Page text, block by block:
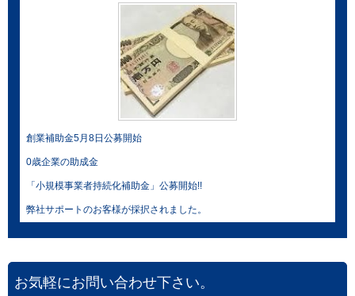
創業補助金5月8日公募開始
0歳企業の助成金
「小規模事業者持続化補助金」公募開始!!
弊社サポートのお客様が採択されました。
お気軽にお問い合わせ下さい。